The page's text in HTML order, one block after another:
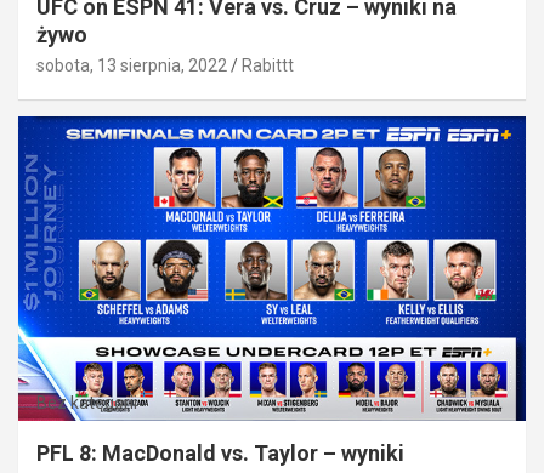
UFC on ESPN 41: Vera vs. Cruz – wyniki na
żywo
sobota, 13 sierpnia, 2022 Rabittt
Bez kategorii
PFL 8: MacDonald vs. Taylor – wyniki